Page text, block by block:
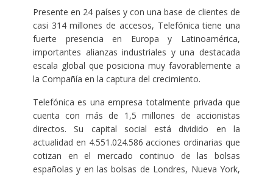
Presente en 24 países y con una base de clientes de
casi 314 millones de accesos, Telefónica tiene una
fuerte presencia en Europa y Latinoamérica,
importantes alianzas industriales y una destacada
escala global que posiciona muy favorablemente a
la Compañía en la captura del crecimiento.
Telefónica es una empresa totalmente privada que
cuenta con más de 1,5 millones de accionistas
directos. Su capital social está dividido en la
actualidad en 4.551.024.586 acciones ordinarias que
cotizan en el mercado continuo de las bolsas
españolas y en las bolsas de Londres, Nueva York,